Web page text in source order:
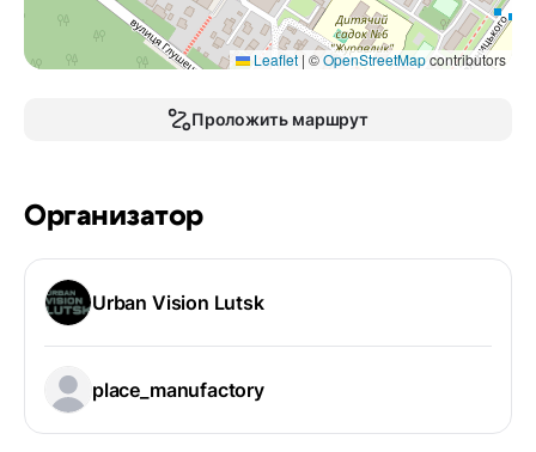
Leaflet | ©OpenStreetMapcontributors
Проложить маршрут
Организатор
Urban Vision Lutsk
place_manufactory